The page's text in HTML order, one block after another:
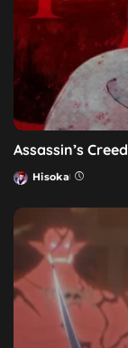
Assassin’s
Posted
Hisoka